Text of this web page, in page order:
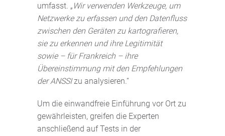
umfasst. „ Wir verwenden Werkzeuge, um
Netzwerke zu erfassen und den Datenfluss
zwischen den Geräten zu kartografieren,
sie zu erkennen und ihre Legitimität
sowie – für Frankreich – ihre
Übereinstimmung mit den Empfehlungen
der ANSSIzu analysieren.“
Um die einwandfreie Einführung vor Ort zu
gewährleisten, greifen die Experten
anschließend auf Tests in der